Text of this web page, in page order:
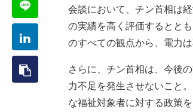
会談において、チン首相は
の実績を高く評価するとと
のすべての観点から、電力
さらに、チン首相は、今後
力不足を発生させないこと
な福祉対象者に対する政策